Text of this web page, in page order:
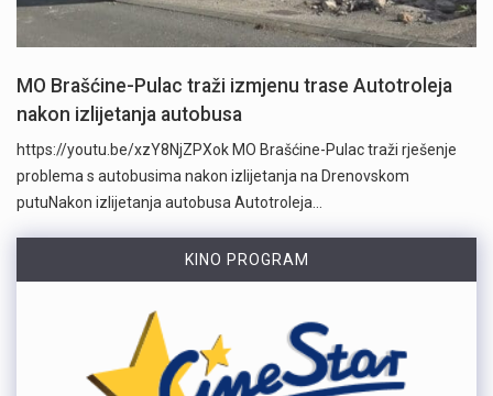
MO Brašćine-Pulac traži izmjenu trase Autotroleja
nakon izlijetanja autobusa
https://youtu.be/xzY8NjZPXok MO Brašćine-Pulac traži rješenje
problema s autobusima nakon izlijetanja na Drenovskom
putuNakon izlijetanja autobusa Autotroleja…
KINO PROGRAM